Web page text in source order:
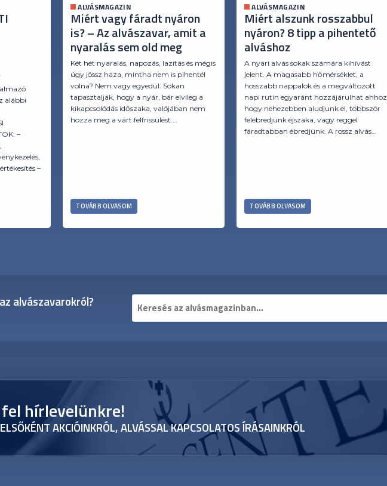
alábbi
–
–
ALVÁSMAGAZIN
Miért vagy fáradt nyáron
is? – Az alvászavar, amit a
nyaralás sem old meg
Két hét nyaralás, napozás, lazítás és mégis
úgy jössz haza, mintha nem is pihentél
volna? Nem vagy egyedül. Sokan
tapasztalják, hogy a nyár, bár elvileg a
kikapcsolódás időszaka, valójában nem
hozza meg a várt felfrissülést.…
TOVÁBB OLVASOM
ALVÁSMAGAZIN
Miért alszunk rosszabbul
nyáron? 8 tipp a pihentető
alváshoz
A nyári alvás sokak számára kihívást
jelent. A magasabb hőmérséklet, a
hosszabb nappalok és a megváltozott
napi rutin egyaránt hozzájárulhat ahhoz,
hogy nehezebben aludjunk el, többször
felébredjünk éjszaka, vagy reggel
fáradtabban ébredjünk. A rossz alvás…
TOVÁBB OLVASOM
alvászavarokról?
hírlevelünkre!
AKCIÓINKRÓL, ALVÁSSAL KAPCSOLATOS ÍRÁSAINKRÓL